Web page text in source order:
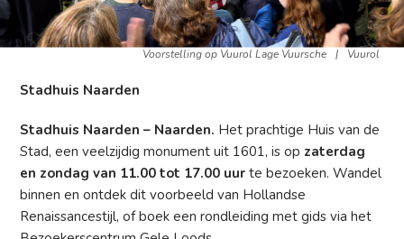
Voorstelling op Vuurol Lage Vuursche | Vuurol
Stadhuis Naarden
Stadhuis Naarden – Naarden. Het prachtige Huis van de
Stad, een veelzijdig monument uit 1601, is op zaterdag
en zondag van 11.00 tot 17.00 uur te bezoeken. Wandel
binnen en ontdek dit voorbeeld van Hollandse
Renaissancestijl, of boek een rondleiding met gids via het